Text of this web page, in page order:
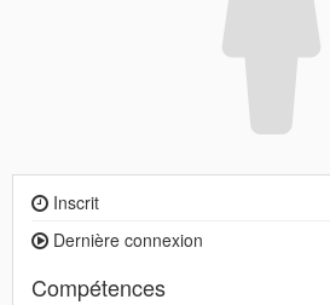
Inscrit
Dernière connexion
Compétences